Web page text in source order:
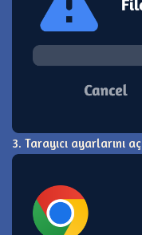
3. Tarayıcı ayarlarını aç